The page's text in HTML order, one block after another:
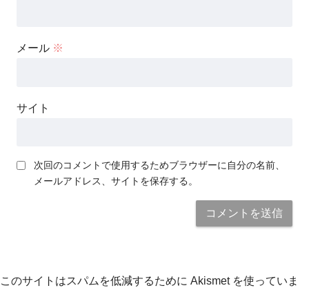
メール ※
サイト
次回のコメントで使用するためブラウザーに自分の名前、
メールアドレス、サイトを保存する。
このサイトはスパムを低減するために Akismet を使っていま